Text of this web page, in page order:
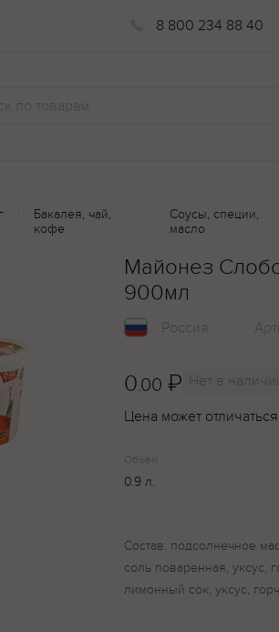
8 800 234 88 40
Бакалея, чай,
кофе
Соусы, специи,
масло
Майонез
900мл
Россия
0.00 ₽ Нет в наличии
Цена может
Объем
0.9 л.
Состав: подсолнечное
соль поваренная, уксус,
лимонный сок, уксус,